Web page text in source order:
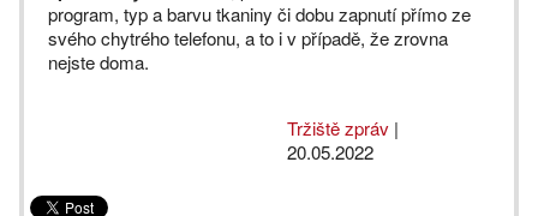
program, typ a barvu tkaniny či dobu zapnutí přímo ze
svého chytrého telefonu, a to i v případě, že zrovna
nejste doma.
Tržiště zpráv |
20.05.2022